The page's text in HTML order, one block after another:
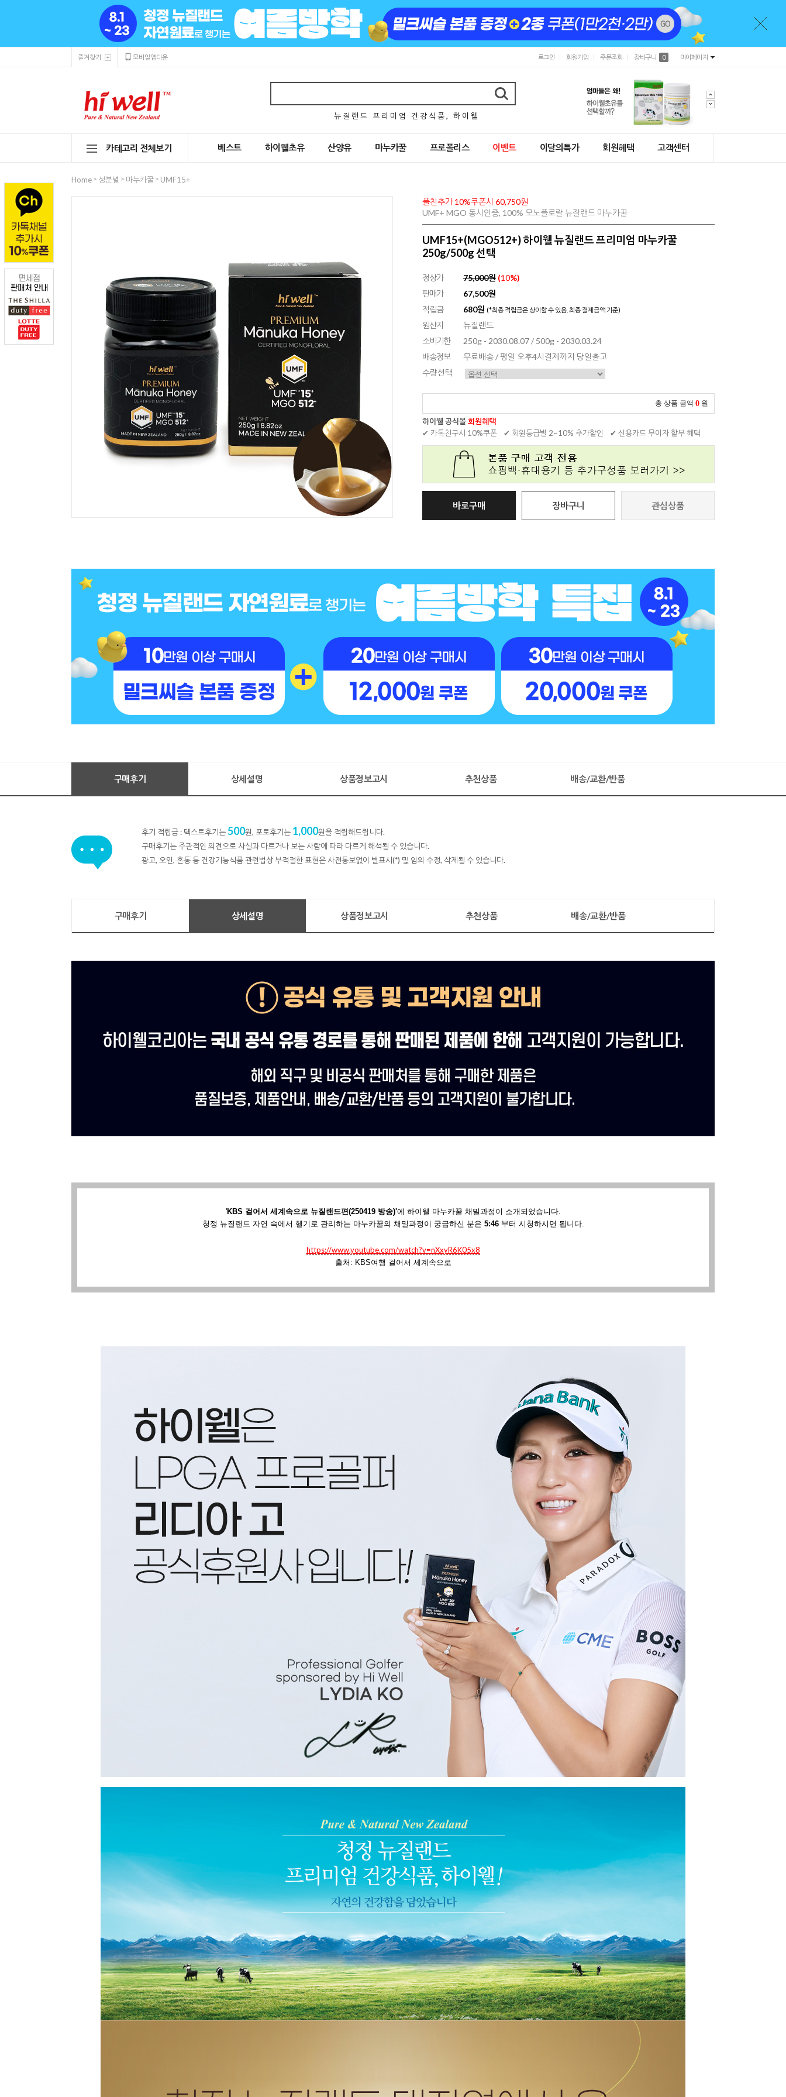
즐겨찾기 모바일앱다운 로그인 회원가입 주문조회 장바구니 0 마이페이지
뉴 질 랜 드 프 리 미 엄 건 강 식 품 , 하 이 웰
카테고리 전체보기 베스트 하이웰초유 산양유 마누카꿀 프로폴리스 이벤트 이달의특가 회원혜택 고객센터
Home > 성분별 > 마누카꿀 > UMF15+
플친추가 10%쿠폰시 60,750원
UMF+ MGO 동시인증, 100% 모노플로랄 뉴질랜드 마누카꿀
UMF15+(MGO512+) 하이웰 뉴질랜드 프리미엄 마누카꿀
250g/500g 선택
정상가 75,000원 (10%)
판매가
67,500원
적립금
680원 (*최종 적립금은 상이할 수 있음. 최종 결제금액 기준)
원산지
뉴질랜드
소비기한
250g - 2030.08.07 / 500g - 2030.03.24
배송정보
무료배송 / 평일 오후4시결제까지 당일출고
수량선택
총 상품 금액 0 원
하이웰 공식몰회원혜택
✔ 카톡친구시 10%쿠폰
✔ 회원등급별 2~10% 추가할인 ✔ 신용카드 무이자 할부 혜택
바로구매 장바구니 관심상품
구매후기 상세설명 상품정보고시 추천상품 배송/교환/반품
후기 적립금 : 텍스트후기는500원, 포토후기는 1,000원을 적립해드립니다.
구매후기는 주관적인 의견으로 사실과 다르거나 보는 사람에 따라 다르게 해석될 수 있습니다.
광고, 오인, 혼동 등 건강기능식품 관련법상 부적절한 표현은 사전통보없이 별표시(*) 및 임의 수정, 삭제될 수 있습니다.
구매후기 상세설명 상품정보고시 추천상품 배송/교환/반품
'KBS 걸어서 세계속으로 뉴질랜드편(250419 방송)'에 하이웰 마누카꿀 채밀과정이 소개되었습니다.
청정 뉴질랜드 자연 속에서 헬기로 관리하는 마누카꿀의 채밀과정이 궁금하신 분은 5:46부터 시청하시면 됩니다.
https://www.youtube.com/watch?v=nXxyR6K05x8
출처: KBS여행 걸어서 세계속으로